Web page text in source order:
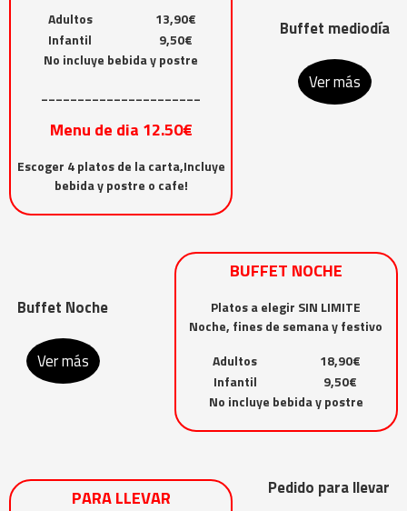
Adultos
13,90€
Infantil
9,50€
No incluye bebida y postre
Menu de dia 12.50€
Escoger 4 platos de la carta,Incluye
bebida y postre o cafe!
Buffet mediodía
Ver más
Buffet Noche
Ver más
BUFFET NOCHE
Platos a elegir SIN LIMITE
Noche, fines de semana y festivo
Adultos
18,90€
Infantil
9,50€
No incluye bebida y postre
PARA LLEVAR Pedido para llevar